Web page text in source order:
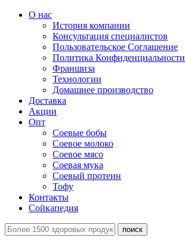
О нас
История компании
Консультация специалистов
Пользовательское Соглашение
Политика Конфиденциальности
Франшиза
Технологии
Домашнее производство
Доставка
Акции
Опт
Соевые бобы
Соевое молоко
Соевое мясо
Соевая мука
Соевый протеин
Тофу
Контакты
Сойкапедия
поиск